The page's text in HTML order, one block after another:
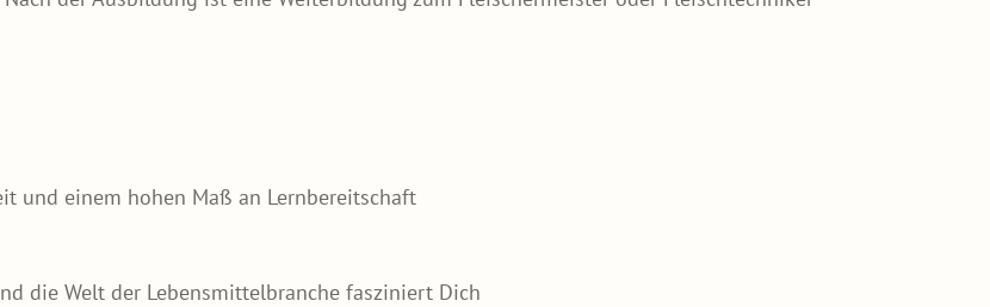
und einem hohen Maß an Lernbereitschaft
die Welt der Lebensmittelbranche fasziniert Dich